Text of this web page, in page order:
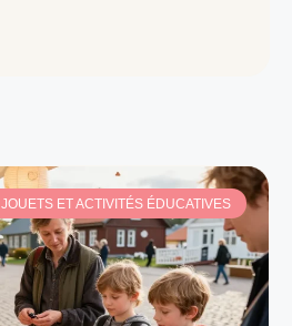
JOUETS ET ACTIVITÉS ÉDUCATIVES